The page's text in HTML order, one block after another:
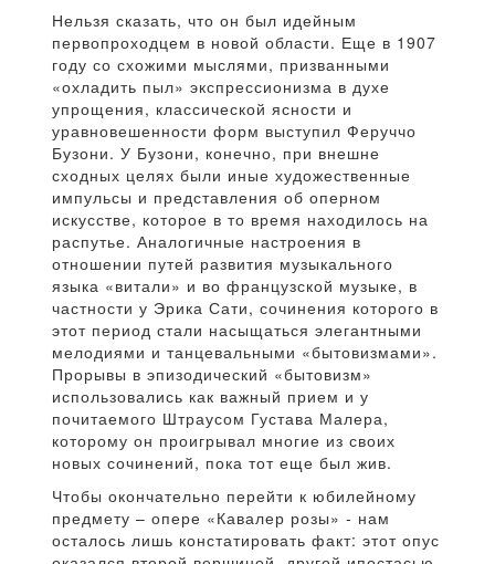
Нельзя сказать, что он был идейным
первопроходцем в новой области. Еще в 1907
году со схожими мыслями, призванными
«охладить пыл» экспрессионизма в духе
упрощения, классической ясности и
уравновешенности форм выступил Феруччо
Бузони. У Бузони, конечно, при внешне
сходных целях были иные художественные
импульсы и представления об оперном
искусстве, которое в то время находилось на
распутье. Аналогичные настроения в
отношении путей развития музыкального
языка «витали» и во французской музыке, в
частности у Эрика Сати, сочинения которого в
этот период стали насыщаться элегантными
мелодиями и танцевальными «бытовизмами».
Прорывы в эпизодический «бытовизм»
использовались как важный прием и у
почитаемого Штраусом Густава Малера,
которому он проигрывал многие из своих
новых сочинений, пока тот еще был жив.
Чтобы окончательно перейти к юбилейному
предмету – опере «Кавалер розы» - нам
осталось лишь констатировать факт: этот опус